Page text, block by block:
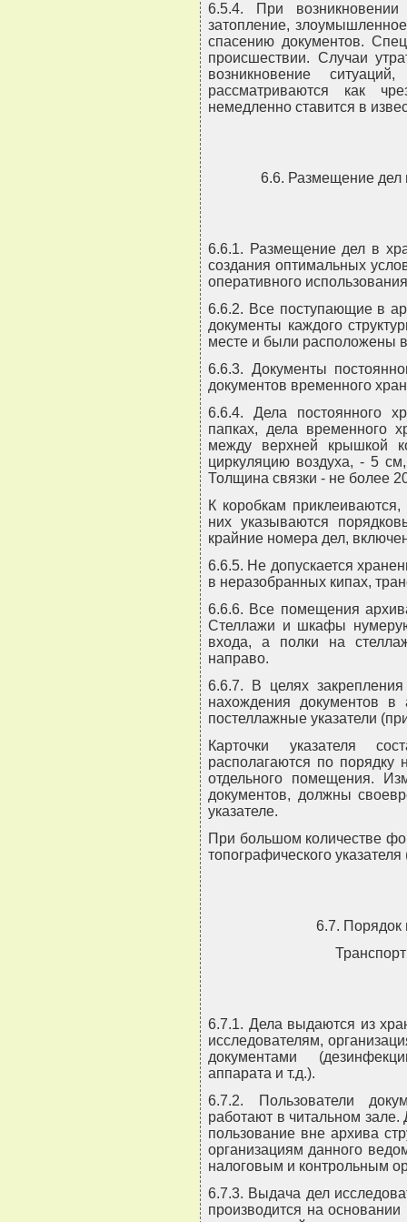
6.5.4. При
затопление,
спасению документов.
происшествии. Случаи
возникновение
рассматриваются как
немедленно ставится в
6.6. Размещение дел
6.6.1. Размещение дел в
создания оптимальных
оперативного
6.6.2. Все поступающие в
документы каждого
месте и были расположены
6.6.3. Документы
документов временного
6.6.4. Дела постоянного
папках, дела временного
между верхней крышкой
циркуляцию воздуха, - 5
Толщина связки - не более
К коробкам
них указываются
крайние номера дел,
6.6.5. Не допускается
в неразобранных кипах,
6.6.6. Все помещения
Стеллажи и шкафы
входа, а полки на
направо.
6.6.7. В целях
нахождения документов в
постеллажные указатели
Карточки указателя
располагаются по порядку
отдельного помещения.
документов, должны
указателе.
При большом количестве
топографического
6.7. Порядок
6.7.1. Дела выдаются из
исследователям,
документами
аппарата и т.д.).
6.7.2. Пользователи
работают в читальном
пользование вне архива
организациям данного
налоговым и контрольным
6.7.3. Выдача дел
производится на